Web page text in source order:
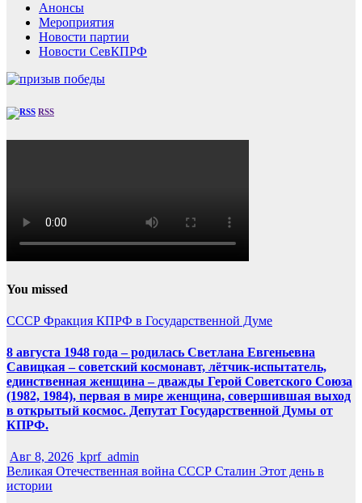
Анонсы
Мероприятия
Новости партии
Новости СевКПРФ
RSS
You missed
СССР Фракция КПРФ в Государственной Думе
8 августа 1948 года – родилась Светлана Евгеньевна
Савицкая – советский космонавт, лётчик-испытатель,
единственная женщина – дважды Герой Советского Союза
(1982, 1984), первая в мире женщина, совершившая выход
в открытый космос. Депутат Государственной Думы от
КПРФ.
Авг 8, 2026 kprf_admin
Великая Отечественная война СССР Сталин Этот день в
истории